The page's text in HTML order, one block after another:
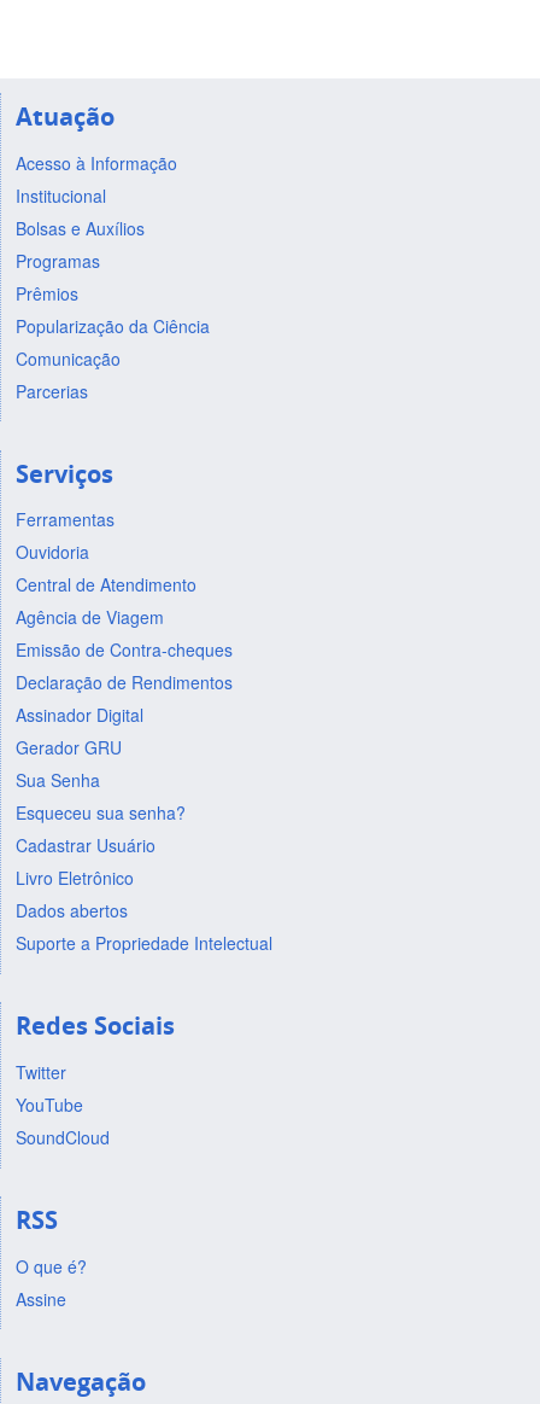
Atuação
Acesso à Informação
Institucional
Bolsas e Auxílios
Programas
Prêmios
Popularização da Ciência
Comunicação
Parcerias
Serviços
Ferramentas
Ouvidoria
Central de Atendimento
Agência de Viagem
Emissão de Contra-cheques
Declaração de Rendimentos
Assinador Digital
Gerador GRU
Sua Senha
Esqueceu sua senha?
Cadastrar Usuário
Livro Eletrônico
Dados abertos
Suporte a Propriedade Intelectual
Redes Sociais
Twitter
YouTube
SoundCloud
RSS
O que é?
Assine
Navegação